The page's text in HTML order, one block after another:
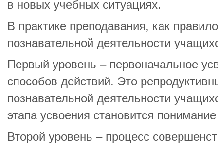
в новых учебных ситуациях.
В практике преподавания, как
познавательной деятельности
Первый уровень – первоначальное
способов действий. Это
познавательной деятельности
этапа усвоения становится
Второй уровень – процесс